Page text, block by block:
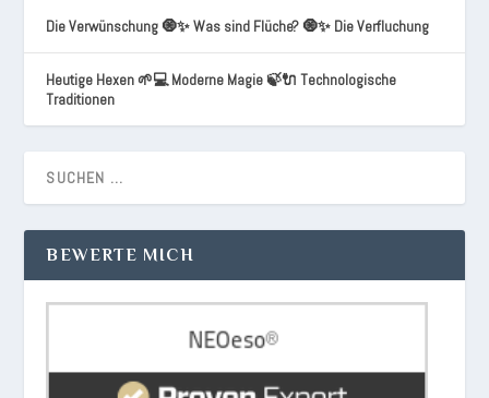
Die Verwünschung 🧿✨ Was sind Flüche? 🧿✨ Die Verfluchung
Heutige Hexen 🌱💻 Moderne Magie 🍃🔌 Technologische
Traditionen
BEWERTE MICH